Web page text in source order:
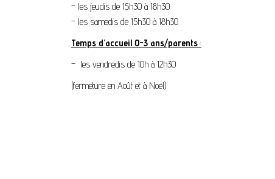
– les jeudis de 15h30 à 18h30
– les samedis de 15h30 à 18h30
Temps d’accueil 0-3 ans/parents :
– les vendredis de 10h à 12h30
(fermeture en Août et à Noël)